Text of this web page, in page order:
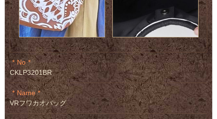
No
CKLP3201BR
Name
VRフワカオバッグ